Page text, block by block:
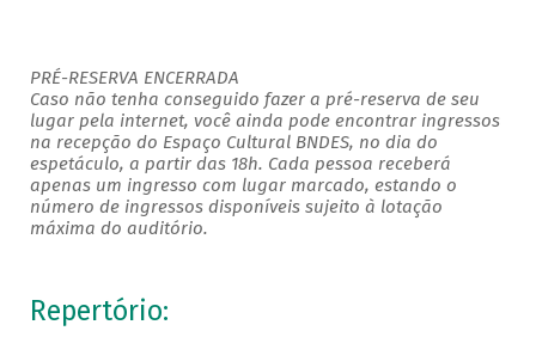
PRÉ-RESERVA ENCERRADA
Caso não tenha conseguido fazer a pré-reserva de seu
lugar pela internet, você ainda pode encontrar ingressos
na recepção do Espaço Cultural BNDES, no dia do
espetáculo, a partir das 18h. Cada pessoa receberá
apenas um ingresso com lugar marcado, estando o
número de ingressos disponíveis sujeito à lotação
máxima do auditório.
Repertório: